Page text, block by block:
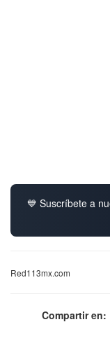
💙 Suscríbete a
Red113mx.com
Compartir en: